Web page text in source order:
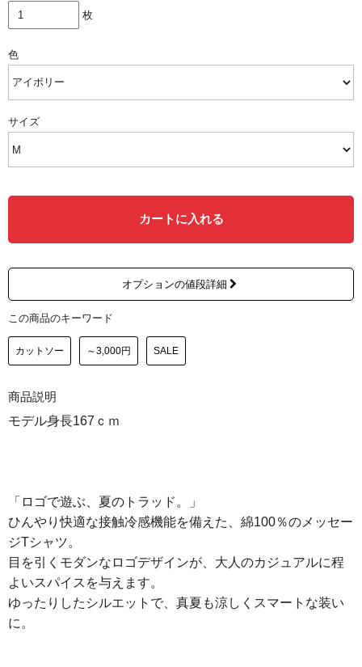
枚
色
サイズ
カートに入れる
オプションの値段詳細
この商品のキーワード
カットソー ～3,000円 SALE
商品説明
モデル身長167ｃｍ
「ロゴで遊ぶ、夏のトラッド。」
ひんやり快適な接触冷感機能を備えた、綿100％のメッセー
ジTシャツ。
目を引くモダンなロゴデザインが、大人のカジュアルに程
よいスパイスを与えます。
ゆったりしたシルエットで、真夏も涼しくスマートな装い
に。